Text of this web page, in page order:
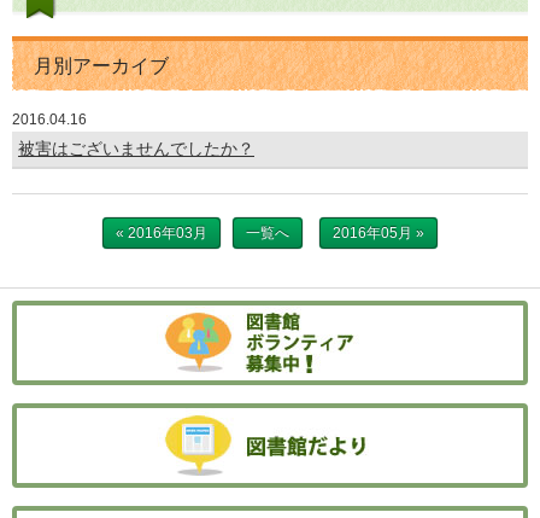
月別アーカイブ
2016.04.16
被害はございませんでしたか？
« 2016年03月 一覧へ 2016年05月 »